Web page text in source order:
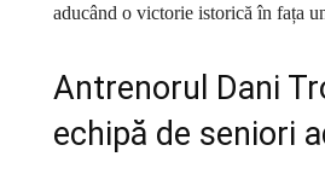
aducând o victorie istorică în fața
Antrenorul Dani
echipă de seniori